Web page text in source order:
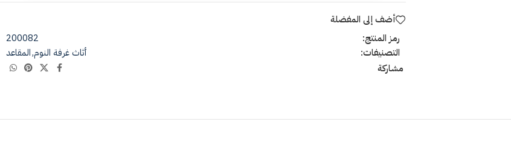
أضف إلى المفضلة
رمز المنتج:
200082
التصنيفات:
أثاث غرفة النوم,المقاعد
مشاركة